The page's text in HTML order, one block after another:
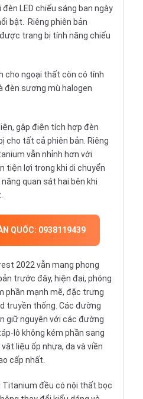
LED chiếu sáng ban ngày
bật. Riêng phiên bản
trang bị tính năng chiếu
cho ngoại thất còn có tính
đèn sương mù halogen
gập điện tích hợp đèn
cho tất cả phiên bản. Riêng
vẫn nhỉnh hơn với
tiện lợi trong khi di chuyển
quan sát hai bên khi
QUỐC: 0938119439
2022 vẫn mang phong
trước đây, hiện đại, phóng
phần mạnh mẽ, đặc trưng
truyền thống. Các đường
giữ nguyên với các đường
lô không kém phần sang
liệu ốp nhựa, da và viền
cấp nhất.
Titanium đều có nội thất bọc